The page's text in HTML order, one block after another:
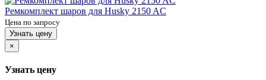
Ремкомплект шаров для Husky 2150 AC
Цена по запросу
Узнать цену
×
Узнать цену